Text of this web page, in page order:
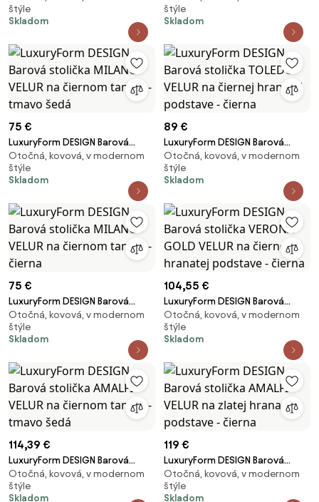
hranatej podstave - čierna
štýle
Skladom
čiernej hranatej podstave -
čierna
štýle
Skladom
75 €
LuxuryForm DESIGN Barová
stolička MILANO VELUR na
čiernom tanieri - tmavo šedá
Otočná, kovová, v modernom
štýle
Skladom
89 €
LuxuryForm DESIGN Barová
stolička TOLEDO VELUR na
čiernej hranatej podstave -
čierna
Otočná, kovová, v modernom
štýle
Skladom
75 €
LuxuryForm DESIGN Barová
stolička MILANO VELUR na
čiernom tanieri - čierna
Otočná, kovová, v modernom
štýle
Skladom
104,55 €
LuxuryForm DESIGN Barová
stolička VERONA GOLD VELUR na
čiernej hranatej podstave -
čierna
Otočná, kovová, v modernom
štýle
Skladom
114,39 €
LuxuryForm DESIGN Barová
stolička AMALFI VELUR na
čiernom tanieri - tmavo šedá
Otočná, kovová, v modernom
štýle
Skladom
119 €
LuxuryForm DESIGN Barová
stolička AMALFI VELUR na zlatej
hranatej podstave - čierna
Otočná, kovová, v modernom
štýle
Skladom